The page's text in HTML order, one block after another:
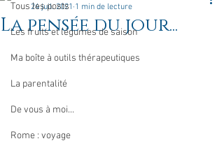
Tous les posts
Les fruits et légumes de saison
Ma boîte à outils thérapeutiques
La parentalité
De vous à moi...
Rome : voyage
La pensée du jour...
24 juil. 2021 1 min de lecture